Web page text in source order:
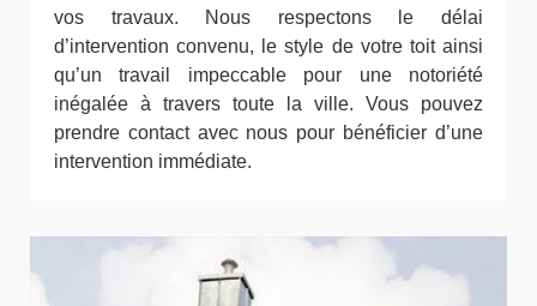
vos travaux. Nous respectons le délai
d’intervention convenu, le style de votre toit ainsi
qu’un travail impeccable pour une notoriété
inégalée à travers toute la ville. Vous pouvez
prendre contact avec nous pour bénéficier d’une
intervention immédiate.